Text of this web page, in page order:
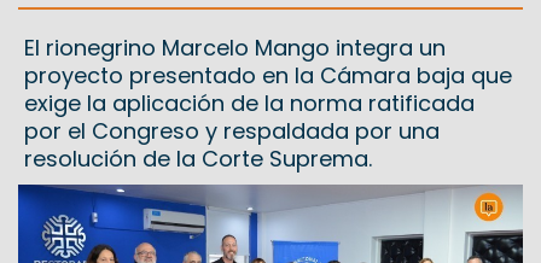
El rionegrino Marcelo Mango integra un
proyecto presentado en la Cámara baja que
exige la aplicación de la norma ratificada
por el Congreso y respaldada por una
resolución de la Corte Suprema.